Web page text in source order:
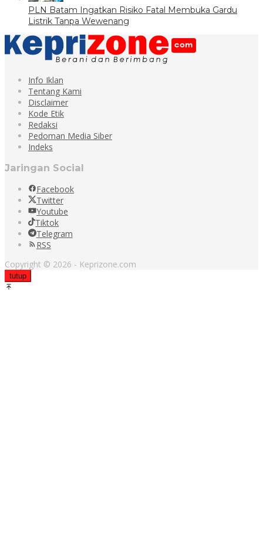
PLN Batam Ingatkan Risiko Fatal Membuka Gardu
Listrik Tanpa Wewenang
Info Iklan
Tentang Kami
Disclaimer
Kode Etik
Redaksi
Pedoman Media Siber
Indeks
Jaringan Social
Facebook
Twitter
Youtube
Tiktok
Telegram
RSS
Copyright © 2026 - Keprizone.com
tutup